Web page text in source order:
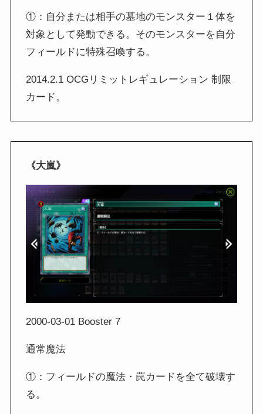
①：自分または相手の墓地のモンスター１体を
対象として発動できる。そのモンスターを自分
フィールドに特殊召喚する。
2014.2.1 OCGリミットレギュレーション 制限
カード。
《大嵐》
2000-03-01 Booster 7
通常魔法
①：フィールドの魔法・罠カードを全て破壊す
る。